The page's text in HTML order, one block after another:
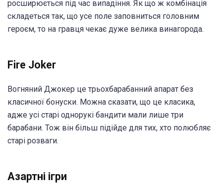
росширюється під час випадіння. Як що ж комбінація
складеться так, що усе поле заповниться головним
героєм, то на гравця чекає дуже велика винагорода.
Fire Joker
Вогняний Джокер це трьохбарабанний апарат без
класичної бонуски. Можна сказати, що це класика,
адже усі старі однорукі бандити мали лише три
барабани. Тож він більш підійде для тих, хто полюбляє
старі розваги.
Азартні ігри